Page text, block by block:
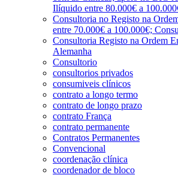
Ilíquido entre 80.000€ a
Consultoria no Registo na
entre 70.000€ a 100.000€;
Consultoria Registo na Ordem
Alemanha
Consultorio
consultorios privados
consumiveis clínicos
contrato a longo termo
contrato de longo prazo
contrato França
contrato permanente
Contratos Permanentes
Convencional
coordenação clínica
coordenador de bloco